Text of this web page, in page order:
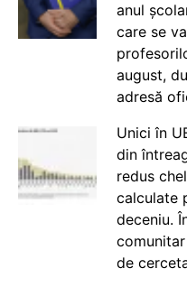
anul
care se
august,
adresă
Unici în
din
redus
calculate
deceniu.
de